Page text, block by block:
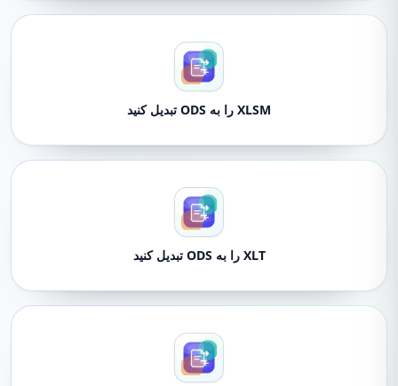
XLSM را به ODS تبدیل کنید
XLT را به ODS تبدیل کنید